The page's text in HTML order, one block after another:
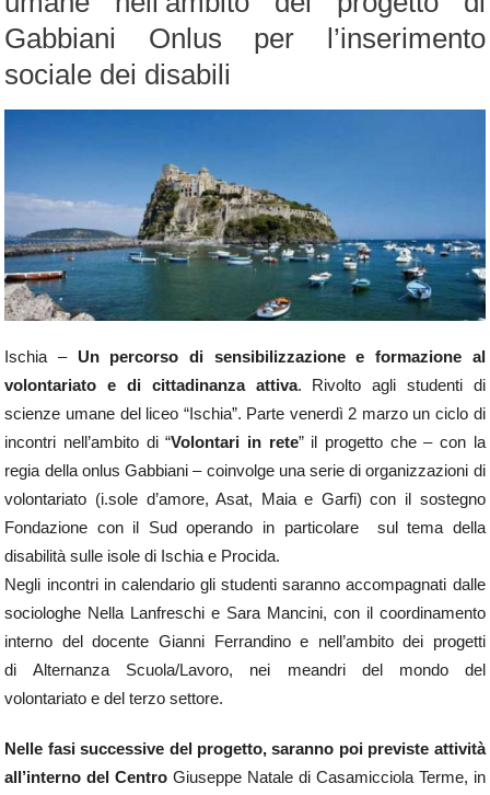
Gabbiani Onlus per l’inserimento
sociale dei disabili
Ischia – Un percorso di sensibilizzazione e formazione al
volontariato e di cittadinanza attiva. Rivolto agli studenti di
scienze umane del liceo “Ischia”. Parte venerdì 2 marzo un ciclo di
incontri nell’ambito di “Volontari in rete” il progetto che – con la
regia della onlus Gabbiani – coinvolge una serie di organizzazioni di
volontariato (i.sole d’amore, Asat, Maia e Garfi) con il sostegno
Fondazione con il Sud operando in particolare sul tema della
disabilità sulle isole di Ischia e Procida.
Negli incontri in calendario gli studenti saranno accompagnati dalle
sociologhe Nella Lanfreschi e Sara Mancini, con il coordinamento
interno del docente Gianni Ferrandino e nell’ambito dei progetti
di Alternanza Scuola/Lavoro, nei meandri del mondo del
volontariato e del terzo settore.
Nelle fasi successive del progetto, saranno poi previste attività
all’interno del Centro Giuseppe Natale di Casamicciola Terme, in